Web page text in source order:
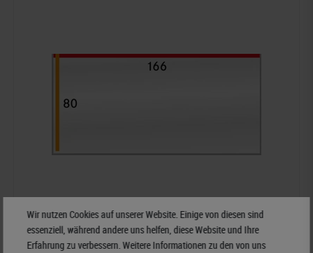
Wir nutzen Cookies auf unserer Website. Einige von diesen sind
essenziell, während andere uns helfen, diese Website und Ihre
Erfahrung zu verbessern. Weitere Informationen zu den von uns